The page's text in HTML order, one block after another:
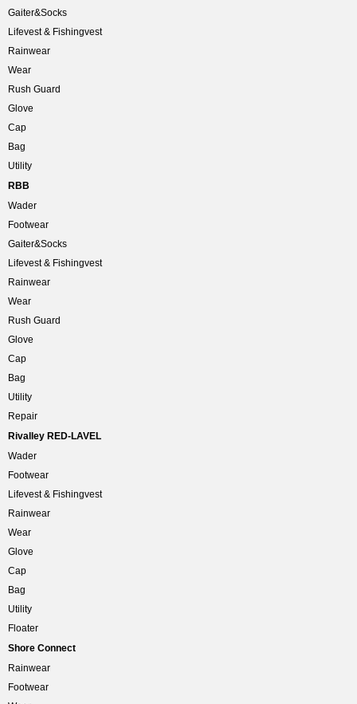
Gaiter&Socks
Lifevest & Fishingvest
Rainwear
Wear
Rush Guard
Glove
Cap
Bag
Utility
RBB
Wader
Footwear
Gaiter&Socks
Lifevest & Fishingvest
Rainwear
Wear
Rush Guard
Glove
Cap
Bag
Utility
Repair
Rivalley RED-LAVEL
Wader
Footwear
Lifevest & Fishingvest
Rainwear
Wear
Glove
Cap
Bag
Utility
Floater
Shore Connect
Rainwear
Footwear